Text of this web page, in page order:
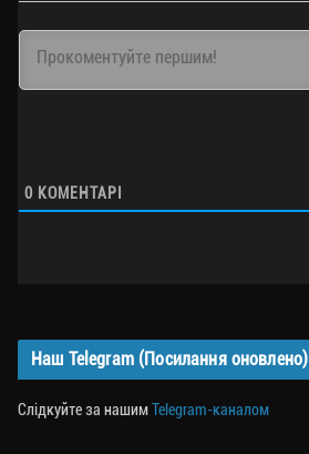
0 КОМЕНТАРІ
Наш Telegram (Посилання оновлено)
Слідкуйте за нашимTelegram-каналом